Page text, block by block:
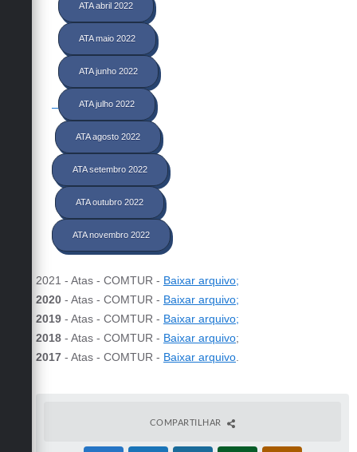
ATA abril 2022
ATA maio 2022
ATA junho 2022
ATA julho 2022
ATA agosto 2022
ATA setembro 2022
ATA outubro 2022
ATA novembro 2022
2021 - Atas - COMTUR - Baixar arquivo;
2020 - Atas - COMTUR - Baixar arquivo;
2019 - Atas - COMTUR - Baixar arquivo;
2018 - Atas - COMTUR - Baixar arquivo;
2017 - Atas - COMTUR - Baixar arquivo.
COMPARTILHAR